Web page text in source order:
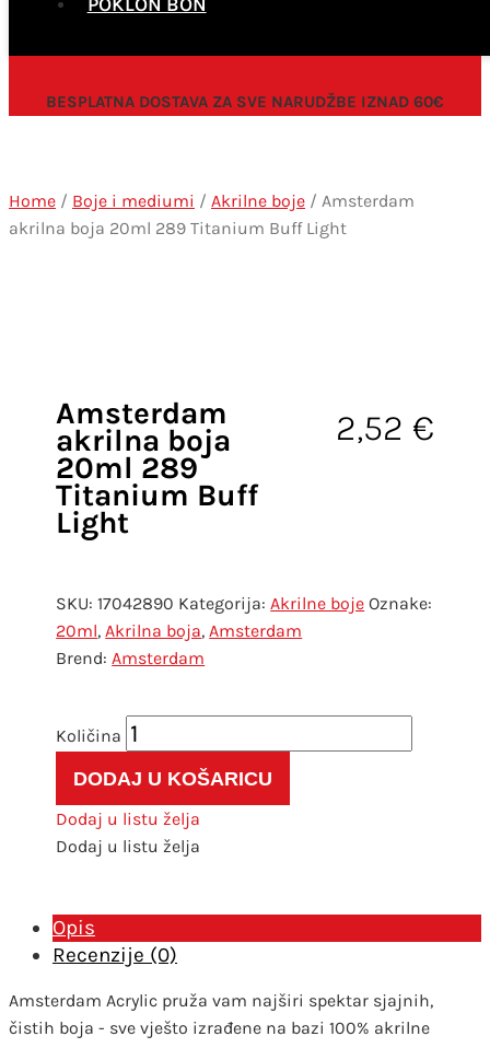
BESPLATNA DOSTAVA ZA SVE NARUDŽBE IZNAD 60€
Home / Boje i mediumi / Akrilne boje / Amsterdam
akrilna boja 20ml 289 Titanium Buff Light
Amsterdam
akrilna boja
20ml 289
Titanium Buff
Light
2,52 €
SKU:17042890 Kategorija: Akrilne boje Oznake:
20ml, Akrilna boja, Amsterdam
Amsterdam
Amsterdam
akrilna
boja
20ml
289
Titanium
Light
količina
DODAJ U KOŠARICU
Dodaj u listu želja
Dodaj u listu želja
Opis
Recenzije (0)
Amsterdam Acrylic pruža vam najširi spektar sjajnih,
čistih boja - sve vješto izrađene na bazi 100% akrilne